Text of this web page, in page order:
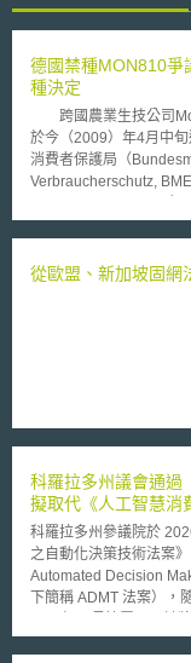
德國禁種MON810爭
種決定
跨國農業生技公司
於今（2009）年4月中
消費者保護局（
Verbraucherschutz,
即對BMELV此項決定提
BMELV之禁種決定並非
之，一旦歐盟執委會允
會員國得於一定條件下
物，對於其境內環境或
歐盟上市許可的基因改
且須定期接受歐盟層級
從歐盟、新加坡固網
科羅拉多州議會通過
擬取代《人工智慧消
科羅拉多州參議院於
之自動化決策技術法案
Automated Decision
下簡稱 ADMT 法案），
範：自動化決策技術 本